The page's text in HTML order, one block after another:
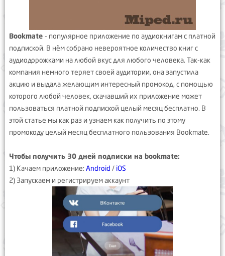
Bookmate - популярное приложение по аудиокнигам с платной
подпиской. В нём собрано невероятное количество книг с
аудиодорожками на любой вкус для любого человека. Так-как
компания немного теряет своей аудитории, она запустила
акцию и выдала желающим интересный промокод, с помощью
которого любой человек, скачавший их приложение может
пользоваться платной подпиской целый месяц бесплатно. В
этой статье мы как раз и узнаем как получить по этому
промокоду целый месяц бесплатного пользования Bookmate.
Чтобы получить 30 дней подписки на bookmate:
1) Качаем приложение: Android / iOS
2) Запускаем и регистрируем аккаунт